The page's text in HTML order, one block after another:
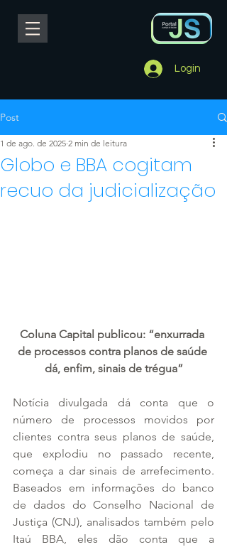
Login
Post
Globo e BBA cogitam
recuo da judicialização
1 de ago. de 2025 2 min de leitura
Coluna Capital publicou: “enxurrada
de processos contra planos de saúde
dá, enfim, sinais de trégua”
Notícia divulgada dá conta que o
número de processos movidos por
clientes contra seus planos de saúde,
que explodiu no passado recente,
começa a dar sinais de arrefecimento.
Baseados em informações do banco
de dados do Conselho Nacional de
Justiça (CNJ), analisados também pelo
Itaú BBA, eles dão conta que a